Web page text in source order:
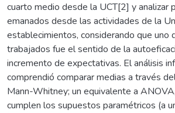
cuarto medio desde la UCT[2] y analizar
emanados desde las actividades de la
establecimientos, considerando que uno
trabajados fue el sentido de la
incremento de expectativas. El análisis
comprendió comparar medias a través
Mann-Whitney; un equivalente a
cumplen los supuestos paramétricos (a